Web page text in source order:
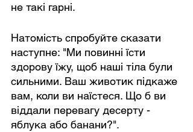
не такі гарні.
Натомість спробуйте сказати
наступне: "Ми повинні їсти
здорову їжу, щоб наші тіла були
сильними. Ваш животик підкаже
вам, коли ви наїстеся. Що б ви
віддали перевагу десерту -
яблука або банани?".